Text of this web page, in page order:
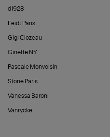
d1928
Feidt Paris
Gigi Clozeau
Ginette NY
Pascale Monvoisin
Stone Paris
Vanessa Baroni
Vanrycke